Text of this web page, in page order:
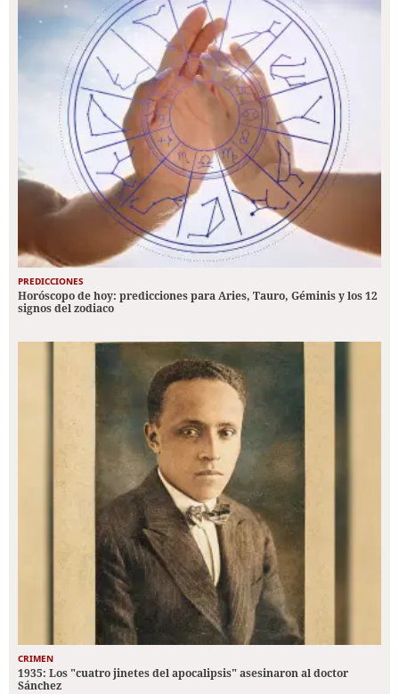
PREDICCIONES
Horóscopo de hoy: predicciones para Aries, Tauro, Géminis y los 12
signos del zodiaco
CRIMEN
1935: Los "cuatro jinetes del apocalipsis" asesinaron al doctor
Sánchez